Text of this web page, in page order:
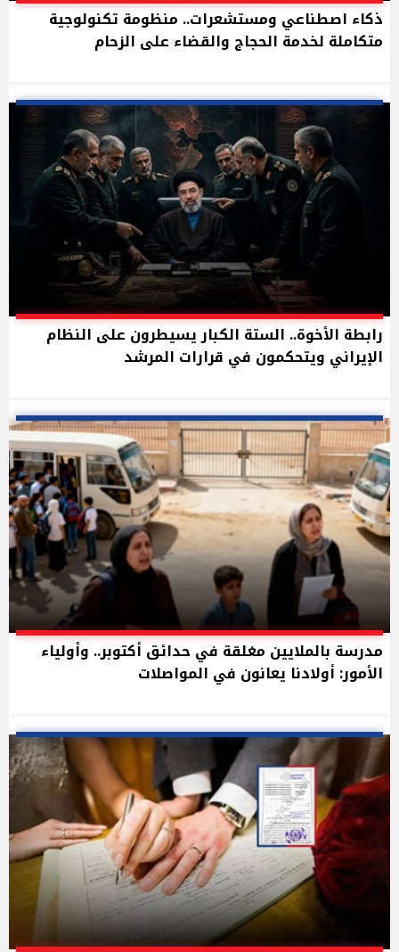
ذكاء اصطناعي ومستشعرات.. منظومة تكنولوجية
متكاملة لخدمة الحجاج والقضاء على الزحام
رابطة الأخوة.. الستة الكبار يسيطرون على النظام
الإيراني ويتحكمون في قرارات المرشد
مدرسة بالملايين مغلقة في حدائق أكتوبر.. وأولياء
الأمور: أولادنا يعانون في المواصلات